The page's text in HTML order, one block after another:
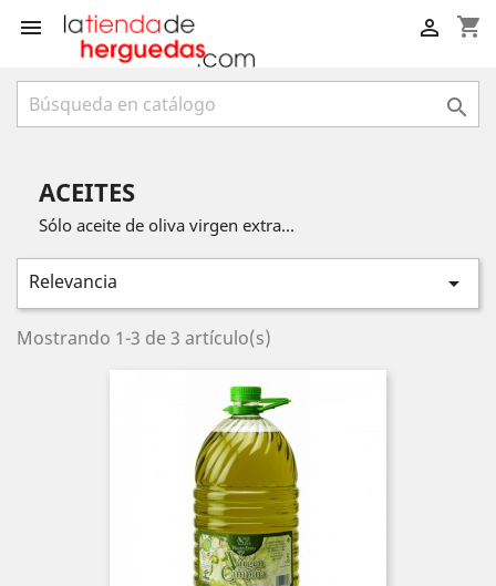
 shopping_cart


ACEITES
Sólo aceite de oliva virgen extra...
Relevancia 
Mostrando 1-3 de 3 artículo(s)